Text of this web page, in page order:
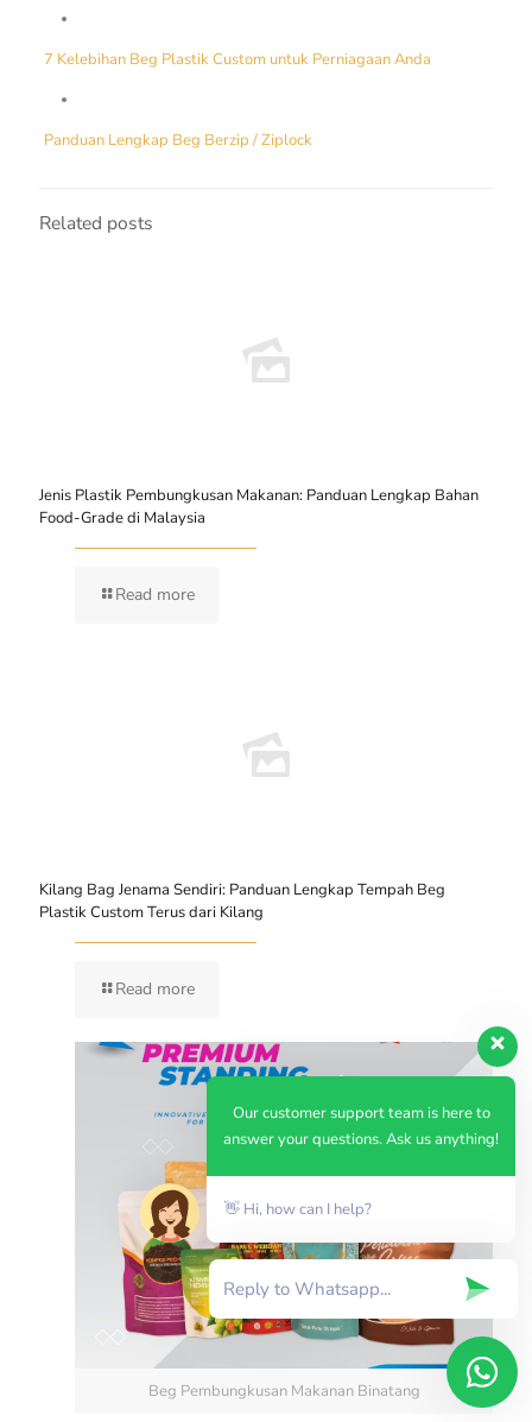
7 Kelebihan Beg Plastik Custom untuk Perniagaan Anda
Panduan Lengkap Beg Berzip / Ziplock
Related posts
Jenis Plastik Pembungkusan Makanan: Panduan Lengkap Bahan
Food-Grade di Malaysia
Read more
Kilang Bag Jenama Sendiri: Panduan Lengkap Tempah Beg
Plastik Custom Terus dari Kilang
Read more
Beg Pembungkusan Makanan Binatang
Our customer support team is here to
answer your questions. Ask us anything!
👋 Hi, how can I help?